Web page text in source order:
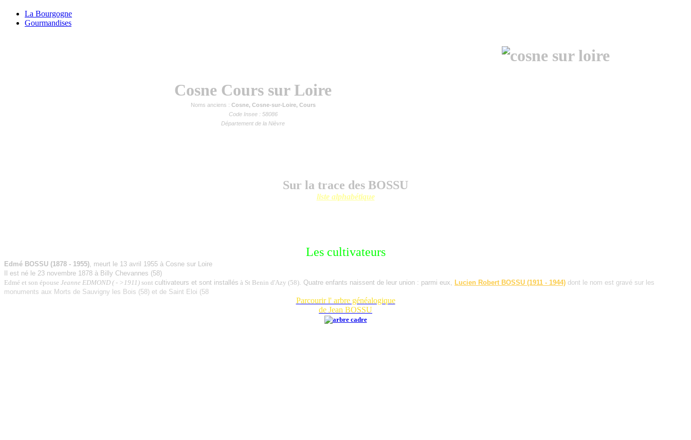
La Bourgogne
Gourmandises
Cosne Cours sur Loire
Noms anciens : Cosne, Cosne-sur-Loire, Cours
Code Insee : 58086
Département de la Nièvre
Sur la trace des BOSSU
liste alphabétique
Les cultivateurs
Edmé BOSSU (1878 - 1955), meurt le 13 avril 1955 à Cosne sur Loire
Il est né le 23 novembre 1878 à Billy Chevannes (58)
Edmé et son épouse Jeanne EDMOND ( - >1911) sont cultivateurs et sont installés à St Benin d'Azy (58). Quatre enfants naissent de leur union : parmi eux, Lucien Robert BOSSU (1911 - 1944) dont le nom est gravé sur les
monuments aux Morts de Sauvigny les Bois (58) et de Saint Eloi (58
Parcourir l' arbre généalogique
de Jean BOSSU